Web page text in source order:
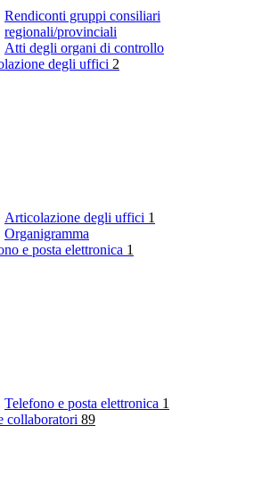
Rendiconti gruppi consiliari
regionali/provinciali
Atti degli organi di controllo
degli uffici 2
Articolazione degli uffici 1
Organigramma
e posta elettronica 1
Telefono e posta elettronica 1
collaboratori 89